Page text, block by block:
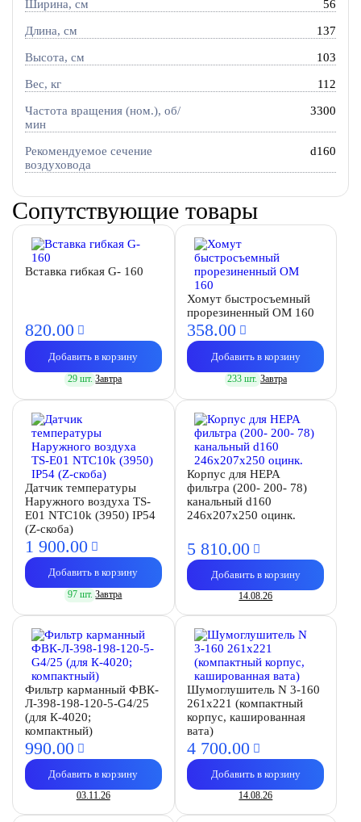
Ширина, см 56
Длина, см 137
Высота, см 103
Вес, кг 112
Частота вращения (ном.), об/
мин
3300
Рекомендуемое сечение
воздуховода
d160
Сопутствующие товары
Вставка гибкая G- 160
820.00
Добавить в корзину
29 шт. Завтра
Хомут быстросъемный
прорезиненный OM 160
358.00
Добавить в корзину
233 шт. Завтра
Датчик температуры
Наружного воздуха TS-
E01 NTC10k (3950) IP54
(Z-скоба)
1 900.00
Добавить в корзину
97 шт. Завтра
Корпус для HEPA
фильтра (200- 200- 78)
канальный d160
246х207х250 оцинк.
5 810.00
Добавить в корзину
14.08.26
Фильтр карманный ФВК-
Л-398-198-120-5-G4/25
(для К-4020;
компактный)
990.00
Добавить в корзину
03.11.26
Шумоглушитель N 3-160
261х221 (компактный
корпус, кашированная
вата)
4 700.00
Добавить в корзину
14.08.26